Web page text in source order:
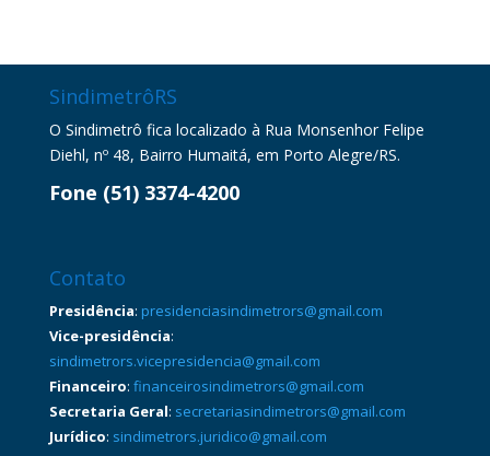
SindimetrôRS
O Sindimetrô fica localizado à Rua Monsenhor Felipe
Diehl, nº 48, Bairro Humaitá, em Porto Alegre/RS.
Fone (51) 3374-4200
Contato
Presidência: presidenciasindimetrors@gmail.com
Vice-presidência:
sindimetrors.vicepresidencia@gmail.com
Financeiro: financeirosindimetrors@gmail.com
Secretaria Geral: secretariasindimetrors@gmail.com
Jurídico: sindimetrors.juridico@gmail.com